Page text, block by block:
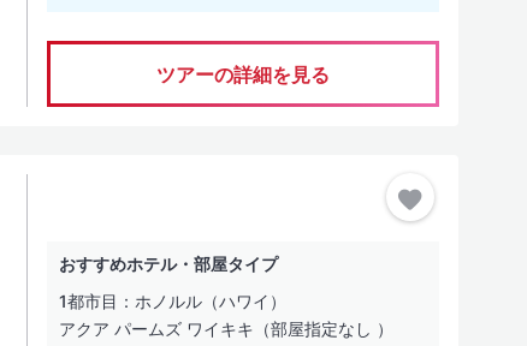
ツアーの詳細を見る
おすすめホテル・部屋タイプ
1都市目：ホノルル（ハワイ）
アクア パームズ ワイキキ（部屋指定なし ）